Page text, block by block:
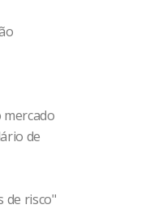
de
de risco"